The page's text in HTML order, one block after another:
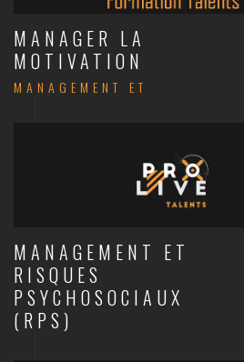
MANAGER LA
MOTIVATION
MANAGEMENT ET
MANAGEMENT ET
RISQUES
PSYCHOSOCIAUX
(RPS)